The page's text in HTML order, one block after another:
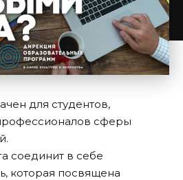
для студентов,
сферы
соединит в себе
которая посвящена